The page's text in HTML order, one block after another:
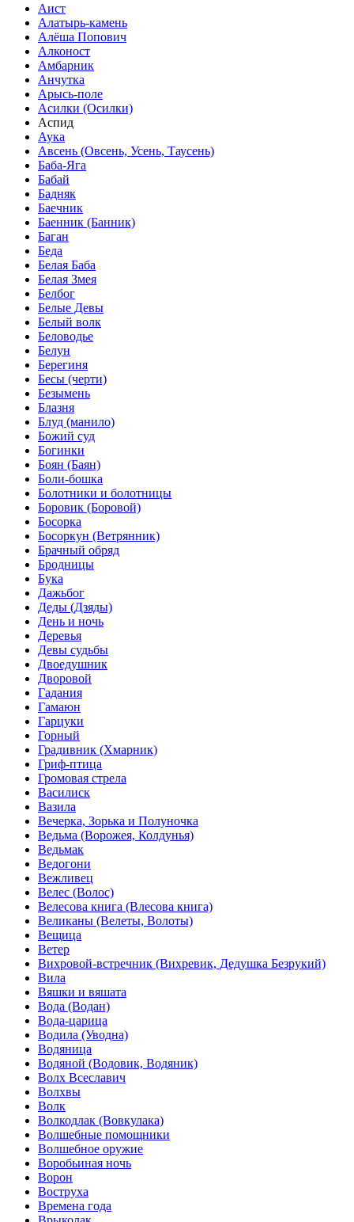
Аист
Алатырь-камень
Алёша Попович
Алконост
Амбарник
Анчутка
Арысь-поле
Асилки (Осилки)
Аспид
Аука
Авсень (Овсень, Усень, Таусень)
Баба-Яга
Бабай
Бадняк
Баечник
Баенник (Банник)
Баган
Беда
Белая Баба
Белая Змея
Белбог
Белые Девы
Белый волк
Беловодье
Белун
Берегиня
Бесы (черти)
Безымень
Блазня
Блуд (манило)
Божий суд
Богинки
Боян (Баян)
Боли-бошка
Болотники и болотницы
Боровик (Боровой)
Босорка
Босоркун (Ветрянник)
Брачный обряд
Бродницы
Бука
Дажьбог
Деды (Дзяды)
День и ночь
Деревья
Девы судьбы
Двоедушник
Дворовой
Гадания
Гамаюн
Гарцуки
Горный
Градивник (Хмарник)
Гриф-птица
Громовая стрела
Василиск
Вазила
Вечерка, Зорька и Полуночка
Ведьма (Ворожея, Колдунья)
Ведьмак
Ведогони
Вежливец
Велес (Волос)
Велесова книга (Влесова книга)
Великаны (Велеты, Волоты)
Вещица
Ветер
Вихровой-встречник (Вихревик, Дедушка Безрукий)
Вила
Вяшки и вяшата
Вода (Водан)
Вода-царица
Водила (Уводна)
Водяница
Водяной (Водовик, Водяник)
Волх Всеславич
Волхвы
Волк
Волкодлак (Вовкулака)
Волшебные помощники
Волшебное оружие
Воробьиная ночь
Ворон
Воструха
Времена года